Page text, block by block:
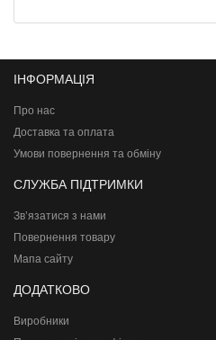
ІНФОРМАЦІЯ
Про нас
Доставка та оплата
Умови повернення та обміну
СЛУЖБА ПІДТРИМКИ
Зв’язатися з нами
Повернення товару
Мапа сайту
ДОДАТКОВО
Виробники